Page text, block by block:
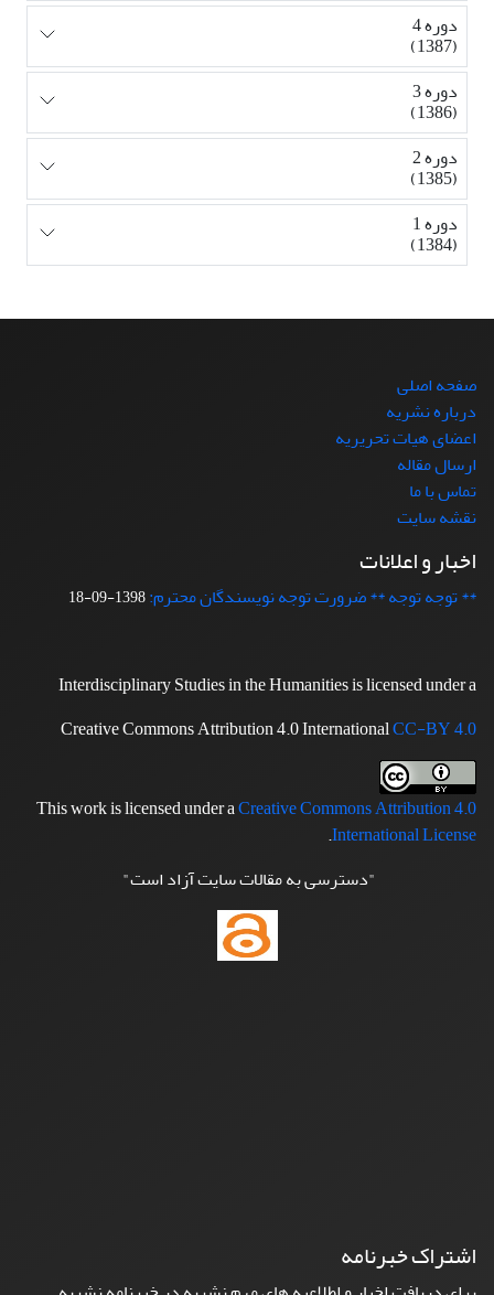
دوره 4
(1387)
دوره 3
(1386)
دوره 2
(1385)
دوره 1
(1384)
صفحه اصلی
درباره نشریه
اعضای هیات تحریریه
ارسال مقاله
تماس با ما
نقشه سایت
اخبار و اعلانات
** توجه توجه ** ضرورت توجه نویسندگان محترم:1398-09-18
Interdisciplinary Studies in the Humanities is licensed under a
Creative Commons Attribution 4.0 InternationalCC-BY 4.0
This work is licensed under aCreative Commons Attribution 4.0
International License
.
"دسترسی به مقالات سایت آزاد است"
اشتراک خبرنامه